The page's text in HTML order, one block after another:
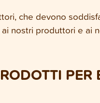
che devono
nostri produttori e ai
PER